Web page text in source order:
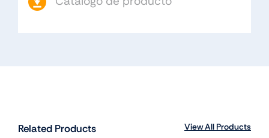
Related Products View All Products